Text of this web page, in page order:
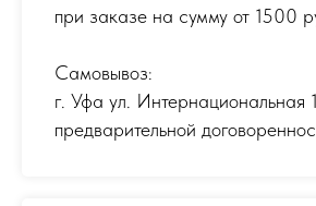
при заказе на сумму от 1500
Самовывоз:
г. Уфа ул. Интернациональная
предварительной